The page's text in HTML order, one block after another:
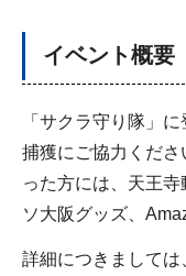
イベント概要
「サクラ守り隊」
捕獲にご協力くだ
った方には、天王
ソ大阪グッズ、
詳細につきましては